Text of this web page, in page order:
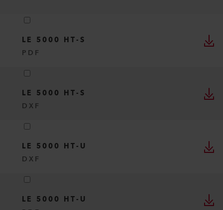
LE 5000 HT-S
PDF
LE 5000 HT-S
DXF
LE 5000 HT-U
DXF
LE 5000 HT-U